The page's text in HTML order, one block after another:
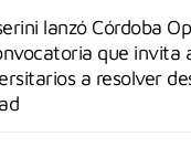
lanzó Córdoba
que invita
a resolver